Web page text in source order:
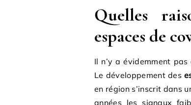
Quelles
espaces de
Il n’y a évidemment pas
Le développement des
en région s’inscrit dans
années les signaux